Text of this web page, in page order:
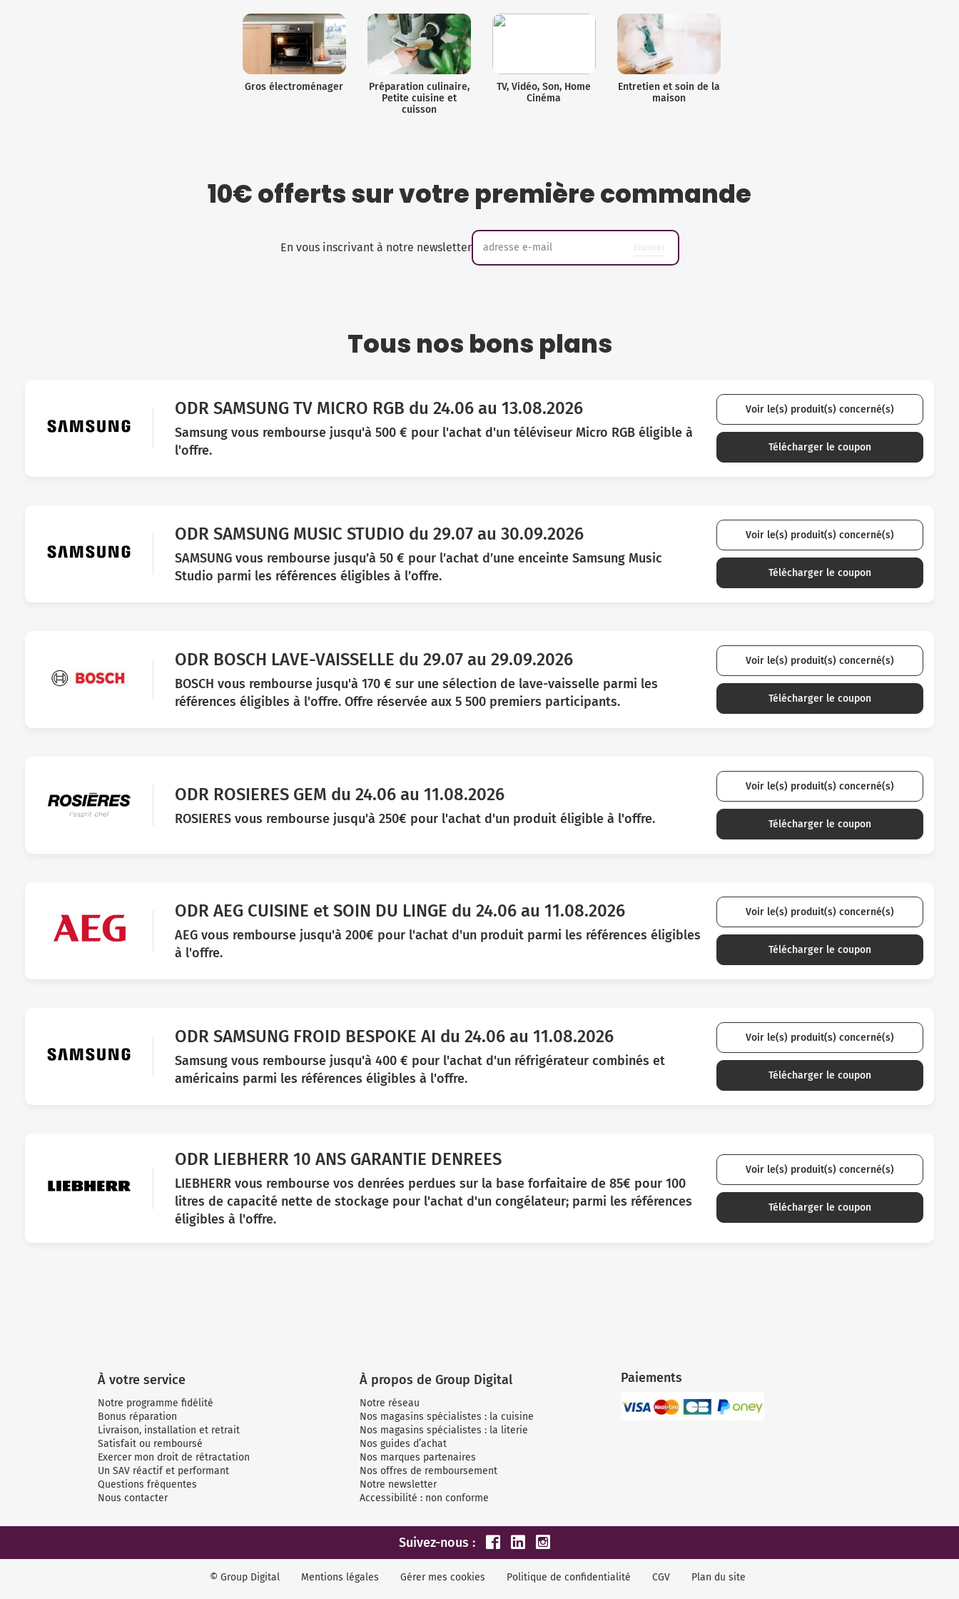
Gros électroménager
Préparation culinaire,
Petite cuisine et
cuisson
TV, Vidéo, Son, Home
Cinéma
Entretien et soin de la
maison
10€ offerts sur votre première commande
En vous inscrivant à notre newsletter adresse e-mail Envoyer
Tous nos bons plans
ODR SAMSUNG TV MICRO RGB du 24.06 au 13.08.2026
Samsung vous rembourse jusqu'à 500 € pour l'achat d'un téléviseur Micro RGB éligible à
l'offre.
Voir le(s) produit(s) concerné(s)
Télécharger le coupon
ODR SAMSUNG MUSIC STUDIO du 29.07 au 30.09.2026
SAMSUNG vous rembourse jusqu’à 50 € pour l’achat d’une enceinte Samsung Music
Studio parmi les références éligibles à l’offre.
Voir le(s) produit(s) concerné(s)
Télécharger le coupon
ODR BOSCH LAVE-VAISSELLE du 29.07 au 29.09.2026
BOSCH vous rembourse jusqu'à 170 € sur une sélection de lave-vaisselle parmi les
références éligibles à l'offre. Offre réservée aux 5 500 premiers participants.
Voir le(s) produit(s) concerné(s)
Télécharger le coupon
ODR ROSIERES GEM du 24.06 au 11.08.2026
ROSIERES vous rembourse jusqu'à 250€ pour l'achat d'un produit éligible à l'offre.
Voir le(s) produit(s) concerné(s)
Télécharger le coupon
ODR AEG CUISINE et SOIN DU LINGE du 24.06 au 11.08.2026
AEG vous rembourse jusqu'à 200€ pour l'achat d'un produit parmi les références éligibles
à l'offre.
Voir le(s) produit(s) concerné(s)
Télécharger le coupon
ODR SAMSUNG FROID BESPOKE AI du 24.06 au 11.08.2026
Samsung vous rembourse jusqu'à 400 € pour l'achat d'un réfrigérateur combinés et
américains parmi les références éligibles à l'offre.
Voir le(s) produit(s) concerné(s)
Télécharger le coupon
ODR LIEBHERR 10 ANS GARANTIE DENREES
LIEBHERR vous rembourse vos denrées perdues sur la base forfaitaire de 85€ pour 100
litres de capacité nette de stockage pour l'achat d'un congélateur; parmi les références
éligibles à l'offre.
Voir le(s) produit(s) concerné(s)
Télécharger le coupon
À votre service
Notre programme fidélité
Bonus réparation
Livraison, installation et retrait
Satisfait ou remboursé
Exercer mon droit de rétractation
Un SAV réactif et performant
Questions fréquentes
Nous contacter
À propos de Group Digital
Notre réseau
Nos magasins spécialistes : la cuisine
Nos magasins spécialistes : la literie
Nos guides d’achat
Nos marques partenaires
Nos offres de remboursement
Notre newsletter
Accessibilité : non conforme
Paiements
Suivez-nous :
© Group Digital Mentions légales Gérer mes cookies Politique de confidentialité CGV Plan du site